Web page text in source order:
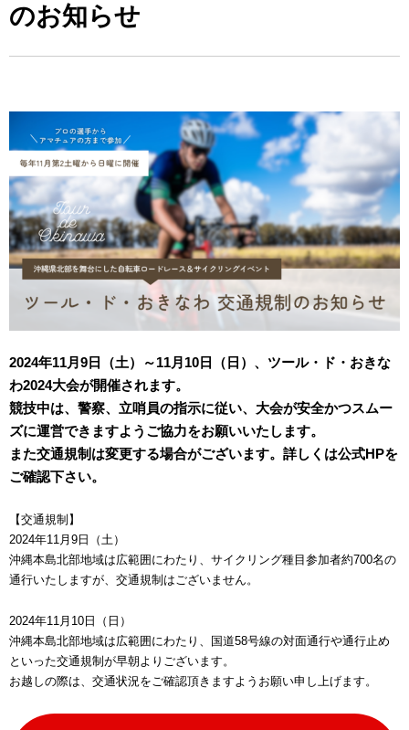
のお知らせ
2024年11月9日（土）～11月10日（日）、ツール・ド・おきな
わ2024大会が開催されます。
競技中は、警察、立哨員の指示に従い、大会が安全かつスムー
ズに運営できますようご協力をお願いいたします。
また交通規制は変更する場合がございます。詳しくは公式HPを
ご確認下さい。
【交通規制】
2024年11月9日（土）
沖縄本島北部地域は広範囲にわたり、サイクリング種目参加者約700名の
通行いたしますが、交通規制はございません。
2024年11月10日（日）
沖縄本島北部地域は広範囲にわたり、国道58号線の対面通行や通行止め
といった交通規制が早朝よりございます。
お越しの際は、交通状況をご確認頂きますようお願い申し上げます。